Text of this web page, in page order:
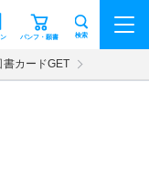
パンフ・願書 検索
書カードGET